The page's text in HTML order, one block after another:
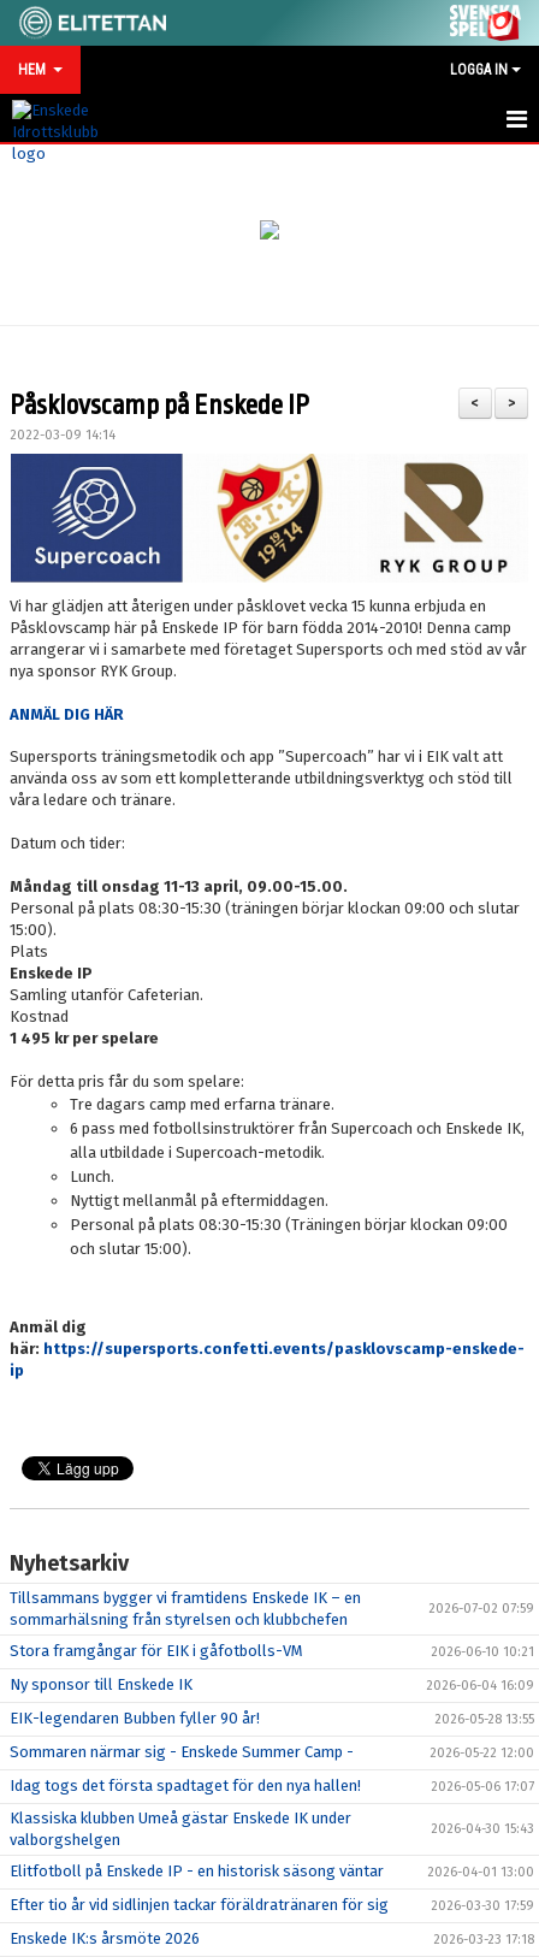
HEM LOGGA IN
HEM
SPONSRING
>
<
Påsklovscamp på Enskede IP
2022-03-09 14:14
Vi har glädjen att återigen under påsklovet vecka 15 kunna erbjuda en
Påsklovscamp här på Enskede IP för barn födda 2014-2010! Denna camp
arrangerar vi i samarbete med företaget Supersports och med stöd av vår
nya sponsor RYK Group.
ANMÄL DIG HÄR
Supersports träningsmetodik och app ”Supercoach” har vi i EIK valt att
använda oss av som ett kompletterande utbildningsverktyg och stöd till
våra ledare och tränare.
Datum och tider:
Måndag till onsdag 11-13 april, 09.00-15.00.
Personal på plats 08:30-15:30 (träningen börjar klockan 09:00 och slutar
15:00).
Plats
Enskede IP
Samling utanför Cafeterian.
Kostnad
1 495 kr per spelare
För detta pris får du som spelare:
Tre dagars camp med erfarna tränare.
6 pass med fotbollsinstruktörer från Supercoach och Enskede IK,
alla utbildade i Supercoach-metodik.
Lunch.
Nyttigt mellanmål på eftermiddagen.
Personal på plats 08:30-15:30 (Träningen börjar klockan 09:00
och slutar 15:00).
Anmäl dig
här: https://supersports.confetti.events/pasklovscamp-enskede-
ip
Nyhetsarkiv
Tillsammans bygger vi framtidens Enskede IK – en
sommarhälsning från styrelsen och klubbchefen
2026-07-02 07:59
Stora framgångar för EIK i gåfotbolls-VM 2026-06-10 10:21
Ny sponsor till Enskede IK 2026-06-04 16:09
EIK-legendaren Bubben fyller 90 år! 2026-05-28 13:55
Sommaren närmar sig - Enskede Summer Camp - 2026-05-22 12:00
Idag togs det första spadtaget för den nya hallen! 2026-05-06 17:07
Klassiska klubben Umeå gästar Enskede IK under
valborgshelgen
2026-04-30 15:43
Elitfotboll på Enskede IP - en historisk säsong väntar 2026-04-01 13:00
Efter tio år vid sidlinjen tackar föräldratränaren för sig 2026-03-30 17:59
Enskede IK:s årsmöte 2026 2026-03-23 17:18